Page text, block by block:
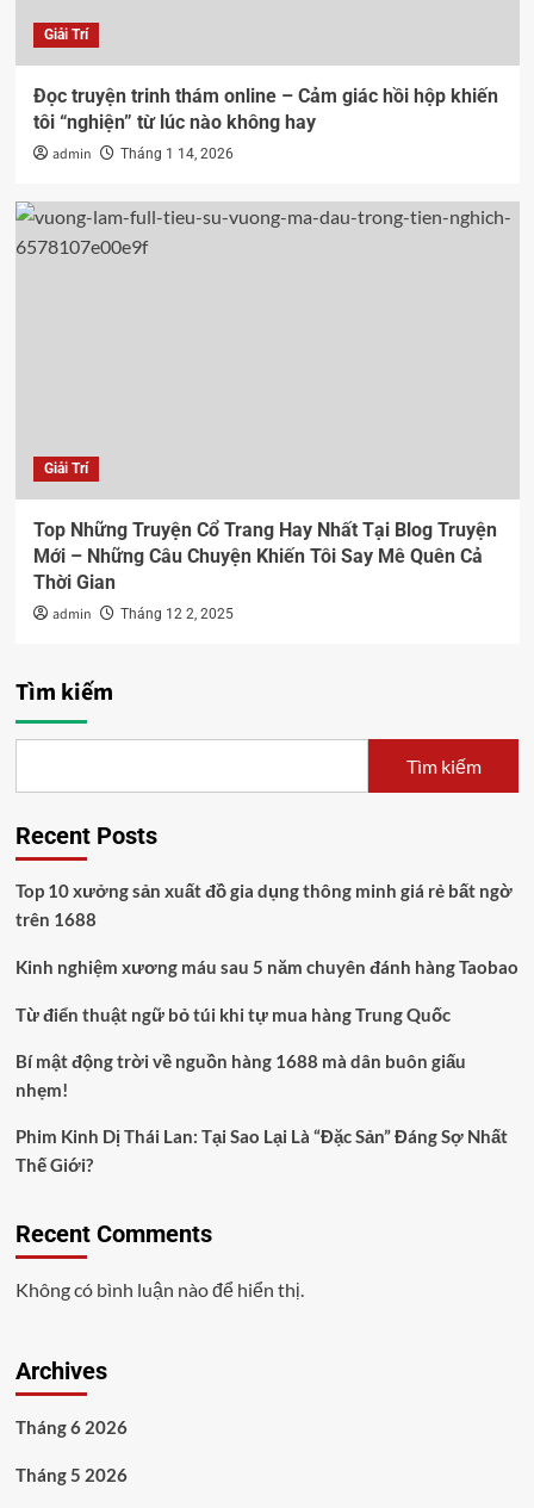
Giải Trí
Đọc truyện trinh thám online – Cảm giác hồi hộp khiến
tôi “nghiện” từ lúc nào không hay
admin Tháng 1 14, 2026
Giải Trí
Top Những Truyện Cổ Trang Hay Nhất Tại Blog Truyện
Mới – Những Câu Chuyện Khiến Tôi Say Mê Quên Cả
Thời Gian
admin Tháng 12 2, 2025
Tìm kiếm
Tìm kiếm
Recent Posts
Top 10 xưởng sản xuất đồ gia dụng thông minh giá rẻ bất ngờ
trên 1688
Kinh nghiệm xương máu sau 5 năm chuyên đánh hàng Taobao
Từ điển thuật ngữ bỏ túi khi tự mua hàng Trung Quốc
Bí mật động trời về nguồn hàng 1688 mà dân buôn giấu
nhẹm!
Phim Kinh Dị Thái Lan: Tại Sao Lại Là “Đặc Sản” Đáng Sợ Nhất
Thế Giới?
Recent Comments
Không có bình luận nào để hiển thị.
Archives
Tháng 6 2026
Tháng 5 2026